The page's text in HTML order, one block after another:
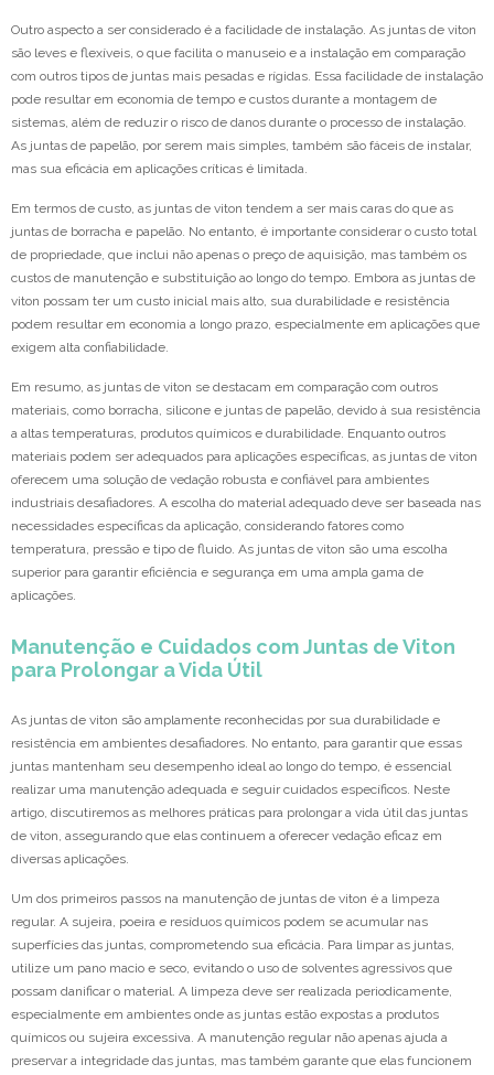
Outro aspecto a ser considerado é a facilidade de instalação. As juntas de viton
são leves e flexíveis, o que facilita o manuseio e a instalação em comparação
com outros tipos de juntas mais pesadas e rígidas. Essa facilidade de instalação
pode resultar em economia de tempo e custos durante a montagem de
sistemas, além de reduzir o risco de danos durante o processo de instalação.
As juntas de papelão, por serem mais simples, também são fáceis de instalar,
mas sua eficácia em aplicações críticas é limitada.
Em termos de custo, as juntas de viton tendem a ser mais caras do que as
juntas de borracha e papelão. No entanto, é importante considerar o custo total
de propriedade, que inclui não apenas o preço de aquisição, mas também os
custos de manutenção e substituição ao longo do tempo. Embora as juntas de
viton possam ter um custo inicial mais alto, sua durabilidade e resistência
podem resultar em economia a longo prazo, especialmente em aplicações que
exigem alta confiabilidade.
Em resumo, as juntas de viton se destacam em comparação com outros
materiais, como borracha, silicone e juntas de papelão, devido à sua resistência
a altas temperaturas, produtos químicos e durabilidade. Enquanto outros
materiais podem ser adequados para aplicações específicas, as juntas de viton
oferecem uma solução de vedação robusta e confiável para ambientes
industriais desafiadores. A escolha do material adequado deve ser baseada nas
necessidades específicas da aplicação, considerando fatores como
temperatura, pressão e tipo de fluido. As juntas de viton são uma escolha
superior para garantir eficiência e segurança em uma ampla gama de
aplicações.
Manutenção e Cuidados com Juntas de Viton
para Prolongar a Vida Útil
As juntas de viton são amplamente reconhecidas por sua durabilidade e
resistência em ambientes desafiadores. No entanto, para garantir que essas
juntas mantenham seu desempenho ideal ao longo do tempo, é essencial
realizar uma manutenção adequada e seguir cuidados específicos. Neste
artigo, discutiremos as melhores práticas para prolongar a vida útil das juntas
de viton, assegurando que elas continuem a oferecer vedação eficaz em
diversas aplicações.
Um dos primeiros passos na manutenção de juntas de viton é a limpeza
regular. A sujeira, poeira e resíduos químicos podem se acumular nas
superfícies das juntas, comprometendo sua eficácia. Para limpar as juntas,
utilize um pano macio e seco, evitando o uso de solventes agressivos que
possam danificar o material. A limpeza deve ser realizada periodicamente,
especialmente em ambientes onde as juntas estão expostas a produtos
químicos ou sujeira excessiva. A manutenção regular não apenas ajuda a
preservar a integridade das juntas, mas também garante que elas funcionem